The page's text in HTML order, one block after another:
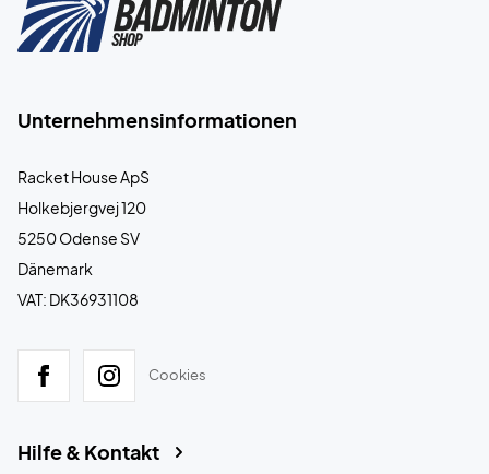
Unternehmensinformationen
Racket House ApS
Holkebjergvej 120
5250 Odense SV
Dänemark
VAT: DK36931108
Cookies
Hilfe & Kontakt